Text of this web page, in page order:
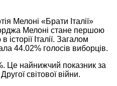
Мелоні «Брати Італії»
Мелоні стане першою
Італії. Загалом
44.02% голосів виборців.
Це найнижчий показник за
світової війни.